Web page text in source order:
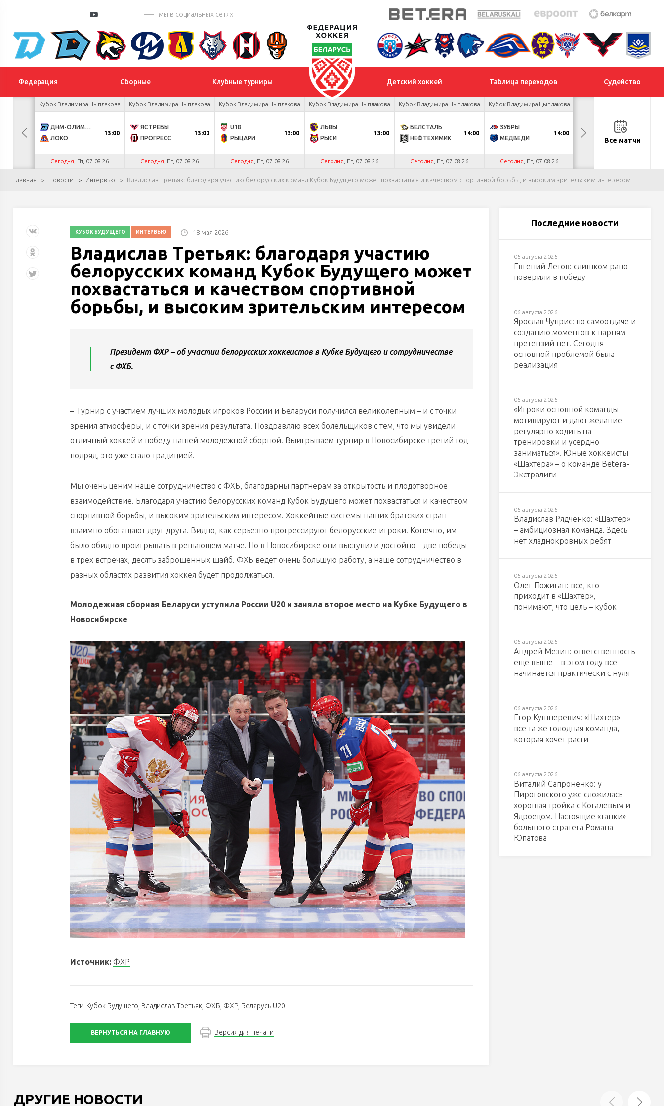
мы в социальных сетях
Федерация Сборные Клубные турниры Детский хоккей Таблица переходов Судейство
Кубок Владимира Цыплакова
ДНМ-ОЛИМПИК
ЛОКО
13:00
Сегодня , Пт, 07.08.26
Кубок Владимира Цыплакова
ЯСТРЕБЫ
ПРОГРЕСС
13:00
Сегодня , Пт, 07.08.26
Кубок Владимира Цыплакова
U18
РЫЦАРИ
13:00
Сегодня , Пт, 07.08.26
Кубок Владимира Цыплакова
ЛЬВЫ
РЫСИ
13:00
Сегодня , Пт, 07.08.26
Кубок Владимира Цыплакова
БЕЛСТАЛЬ
НЕФТЕХИМИК
14:00
Сегодня , Пт, 07.08.26
Кубок Владимира Цыплакова
ЗУБРЫ
МЕДВЕДИ
14:00
Сегодня , Пт, 07.08.26
ДНМ-ШИННИК
ТАЙФУНВсе матчи
Главная Новости Интервью Владислав Третьяк: благодаря участию белорусских команд Кубок Будущего может похвастаться и качеством спортивной борьбы, и высоким зрительским интересом
КУБОК БУДУЩЕГО ИНТЕРВЬЮ 18 мая 2026
Владислав Третьяк: благодаря участию
белорусских команд Кубок Будущего может
похвастаться и качеством спортивной
борьбы, и высоким зрительским интересом
Президент ФХР – об участии белорусских хоккеистов в Кубке Будущего и сотрудничестве
с ФХБ.
– Турнир с участием лучших молодых игроков России и Беларуси получился великолепным – и с точки
зрения атмосферы, и с точки зрения результата. Поздравляю всех болельщиков с тем, что мы увидели
отличный хоккей и победу нашей молодежной сборной! Выигрываем турнир в Новосибирске третий год
подряд, это уже стало традицией.
Мы очень ценим наше сотрудничество с ФХБ, благодарны партнерам за открытость и плодотворное
взаимодействие. Благодаря участию белорусских команд Кубок Будущего может похвастаться и качеством
спортивной борьбы, и высоким зрительским интересом. Хоккейные системы наших братских стран
взаимно обогащают друг друга. Видно, как серьезно прогрессируют белорусские игроки. Конечно, им
было обидно проигрывать в решающем матче. Но в Новосибирске они выступили достойно – две победы
в трех встречах, десять заброшенных шайб. ФХБ ведет очень большую работу, а наше сотрудничество в
разных областях развития хоккея будет продолжаться.
Молодежная сборная Беларуси уступила России U20 и заняла второе место на Кубке Будущего в
Новосибирске
Источник: ФХР
Теги: Кубок Будущего Владислав Третьяк ФХБ ФХР Беларусь U20
ВЕРНУТЬСЯ НА ГЛАВНУЮ Версия для печати
Последние новости
06 августа 2026
Евгений Летов: слишком рано
поверили в победу
06 августа 2026
Ярослав Чуприс: по самоотдаче и
созданию моментов к парням
претензий нет. Сегодня
основной проблемой была
реализация
06 августа 2026
«Игроки основной команды
мотивируют и дают желание
регулярно ходить на
тренировки и усердно
заниматься». Юные хоккеисты
«Шахтера» – о команде Betera-
Экстралиги
06 августа 2026
Владислав Рядченко: «Шахтер»
– амбициозная команда. Здесь
нет хладнокровных ребят
06 августа 2026
Олег Пожиган: все, кто
приходит в «Шахтер»,
понимают, что цель – кубок
06 августа 2026
Андрей Мезин: ответственность
еще выше – в этом году все
начинается практически с нуля
06 августа 2026
Егор Кушнеревич: «Шахтер» –
все та же голодная команда,
которая хочет расти
06 августа 2026
Виталий Сапроненко: у
Пироговского уже сложилась
хорошая тройка с Когалевым и
Ядроецом. Настоящие «танки»
большого стратега Романа
Юпатова
ДРУГИЕ НОВОСТИ